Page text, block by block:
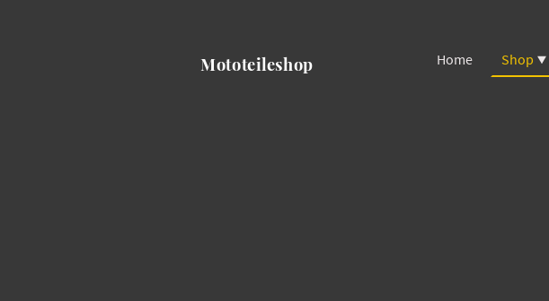
Mototeileshop Home Shop